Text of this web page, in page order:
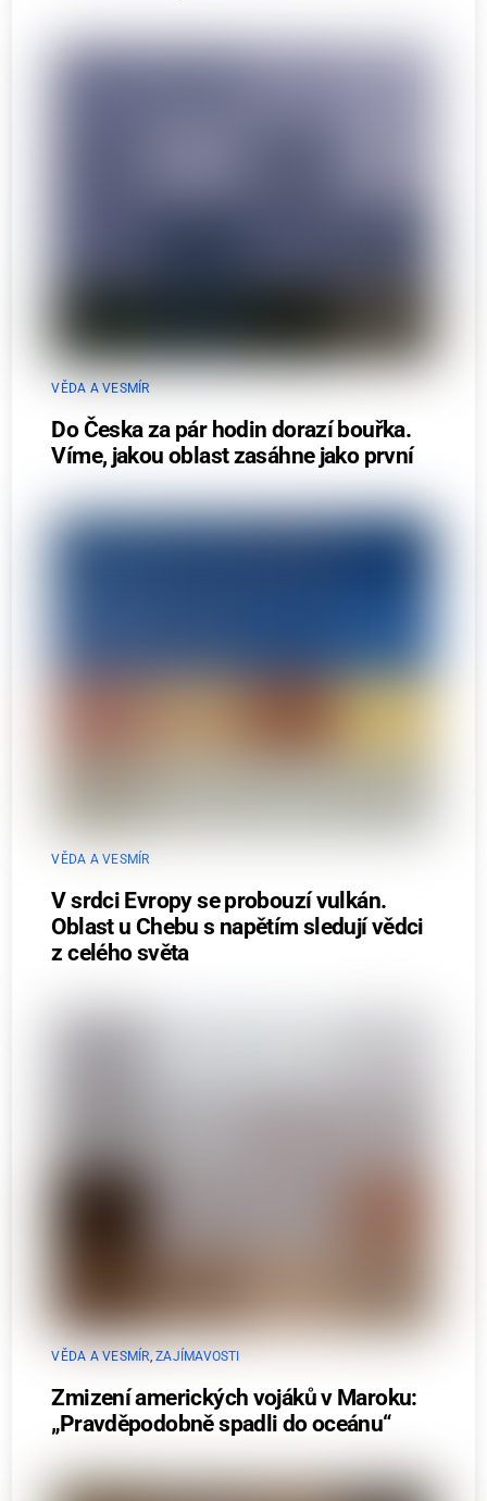
VĚDA A VESMÍR
Do Česka za pár hodin dorazí bouřka.
Víme, jakou oblast zasáhne jako první
VĚDA A VESMÍR
V srdci Evropy se probouzí vulkán.
Oblast u Chebu s napětím sledují vědci
z celého světa
VĚDA A VESMÍR ,ZAJÍMAVOSTI
Zmizení amerických vojáků v Maroku:
„Pravděpodobně spadli do oceánu“